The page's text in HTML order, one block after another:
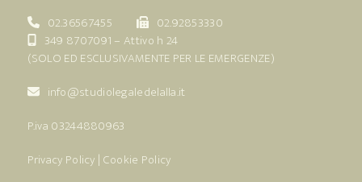
02.36567455
02.92853330
349 8707091 – Attivo h 24
(SOLO ED ESCLUSIVAMENTE PER LE EMERGENZE)
info@studiolegaledelalla.it
P.iva 03244880963
Privacy Policy | Cookie Policy